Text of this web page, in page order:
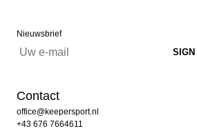
Nieuwsbrief
Contact
office@keepersport.nl
+43 676 7664611